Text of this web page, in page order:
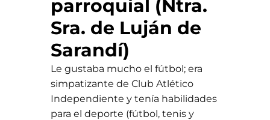
parroquial (Ntra.
Sra. de Luján de
Sarandí)
Le gustaba mucho el fútbol; era
simpatizante de Club Atlético
Independiente y tenía habilidades
para el deporte (fútbol, tenis y